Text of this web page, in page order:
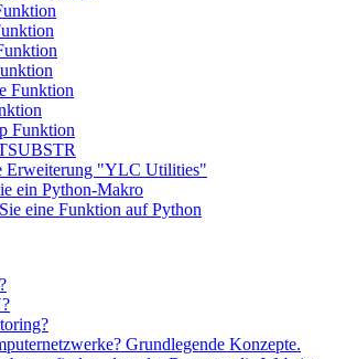
Funktion
Funktion
Erweiterung "YLC Utilities"
ein Python-Makro
eine Funktion auf Python
Grundlegende Konzepte.